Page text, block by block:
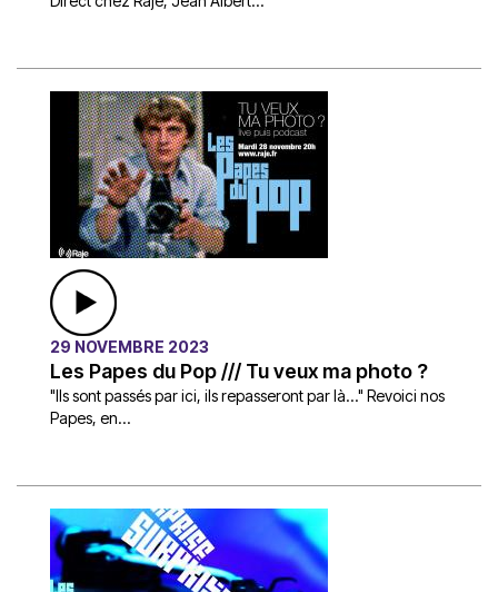
29 NOVEMBRE 2023
Les Papes du Pop /// Tu veux ma photo ?
"Ils sont passés par ici, ils repasseront par là..." Revoici nos
Papes, en...